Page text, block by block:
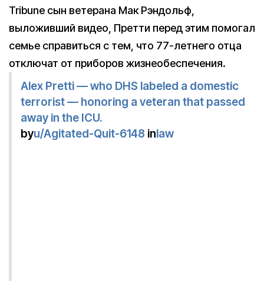
Tribune сын ветерана Мак Рэндольф,
выложивший видео, Претти перед этим помогал
семье справиться с тем, что 77-летнего отца
отключат от приборов жизнеобеспечения.
Alex Pretti — who DHS labeled a domestic
terrorist — honoring a veteran that passed
away in the ICU.
byu/Agitated-Quit-6148 inlaw